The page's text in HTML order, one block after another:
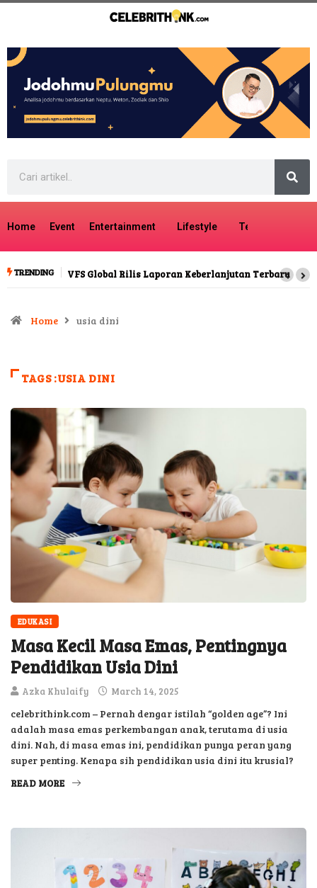
Home Event Entertainment Lifestyle Tech
TRENDING
TerbaruPerut Mudah Buncit, Ada Kemungkinan
Home usia dini
TAGS :USIA DINI
EDUKASI
Masa Kecil Masa Emas, Pentingnya
Pendidikan Usia Dini
Azka Khulaify March 14, 2025
celebrithink.com – Pernah dengar istilah “golden age”? Ini
adalah masa emas perkembangan anak, terutama di usia
dini. Nah, di masa emas ini, pendidikan punya peran yang
super penting. Kenapa sih pendidikan usia dini itu krusial?
READ MORE